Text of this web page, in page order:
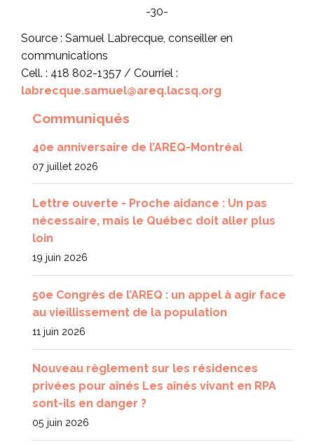
-30-
Source : Samuel Labrecque, conseiller en
communications
Cell. : 418 802-1357 / Courriel :
labrecque.samuel@areq.lacsq.org
Communiqués
40e anniversaire de l’AREQ-Montréal
07 juillet 2026
Lettre ouverte - Proche aidance : Un pas
nécessaire, mais le Québec doit aller plus
loin
19 juin 2026
50e Congrès de l’AREQ : un appel à agir face
au vieillissement de la population
11 juin 2026
Nouveau règlement sur les résidences
privées pour aînés Les aînés vivant en RPA
sont-ils en danger ?
05 juin 2026